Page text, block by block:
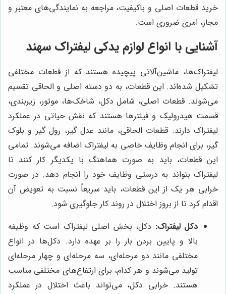
خرید قطعات اصلی و باکیفیت، مراجعه به نمایندگی‌های معتبر و
مجاز، امری ضروری است.
آشنایی با انواع لوازم یدکی لیفتراک سهند
لیفتراک‌ها، ماشین‌آلاتی پیچیده هستند که از قطعات مختلفی
تشکیل شده‌اند. این قطعات، به دو دسته اصلی و الحاقی تقسیم
می‌شوند. قطعات اصلی، شامل دکل، شاخک‌ها، موتور، زیربندی،
قسمت هیدرولیک و فیلترها هستند که نقش حیاتی در عملکرد
لیفتراک دارند. قطعات الحاقی، مانند عدل گیر، رول گیر و بلوک
گیر، برای انجام وظایف خاصی به لیفتراک اضافه می‌شوند. تمامی
این قطعات، باید به صورت هماهنگ با یکدیگر کار کنند تا
لیفتراک بتواند به درستی وظایف خود را انجام دهد. در صورت
خرابی هر یک از این قطعات، باید سریعاً نسبت به تعویض آن
اقدام کرد تا از بروز اختلال در روند کار جلوگیری شود.
دکل لیفتراک: دکل، بخش اصلی لیفتراک است که وظیفه
بالا و پایین بردن بار را بر عهده دارد. دکل‌ها در انواع
مختلفی مانند دو مرحله‌ای، سه مرحله‌ای و چهار مرحله‌ای
تولید می‌شوند و هر کدام، برای ارتفاع‌های مختلفی مناسب
هستند. خرابی دکل، می‌تواند باعث اختلال در عملکرد